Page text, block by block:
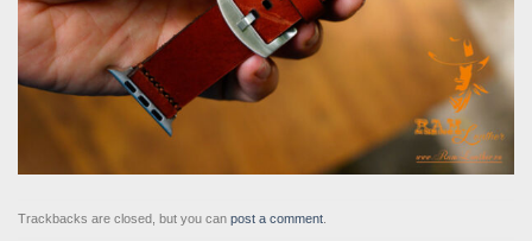
Trackbacks are closed, but you can post a comment